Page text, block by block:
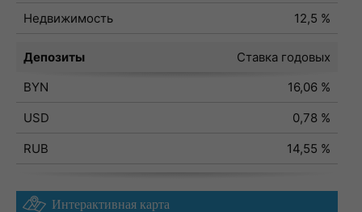
Недвижимость
12,5 %
Депозиты
Ставка годовых
BYN
16,06 %
USD
0,78 %
RUB
14,55 %
Интерактивная карта